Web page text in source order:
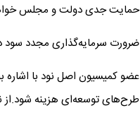
حمایت جدی دولت و مجلس
ضرورت سرمایه‌گذاری مجدد
عضو کمیسیون اصل نود با اشاره
طرح‌های توسعه‌ای هزینه شود.از